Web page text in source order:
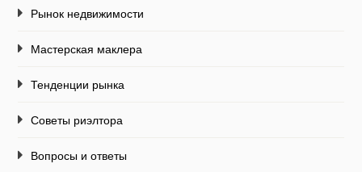
Рынок недвижимости
Мастерская маклера
Тенденции рынка
Советы риэлтора
Вопросы и ответы